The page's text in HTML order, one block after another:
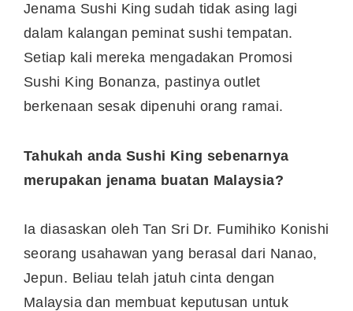
Jenama Sushi King sudah tidak asing lagi
dalam kalangan peminat sushi tempatan.
Setiap kali mereka mengadakan Promosi
Sushi King Bonanza, pastinya outlet
berkenaan sesak dipenuhi orang ramai.
Tahukah anda Sushi King sebenarnya
merupakan jenama buatan Malaysia?
Ia diasaskan oleh Tan Sri Dr. Fumihiko Konishi
seorang usahawan yang berasal dari Nanao,
Jepun. Beliau telah jatuh cinta dengan
Malaysia dan membuat keputusan untuk